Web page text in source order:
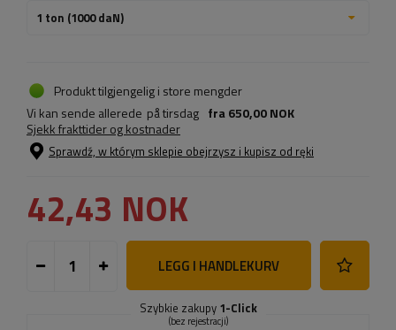
1 ton (1000 daN)
Produkt tilgjengelig i store mengder
Vi kan sende allerede på tirsdag fra650,00 NOK
Sjekk frakttider og kostnader
Sprawdź, w którym sklepie obejrzysz i kupisz od ręki
42,43 NOK
LEGG I HANDLEKURV
Szybkie zakupy 1-Click
(bez rejestracji)